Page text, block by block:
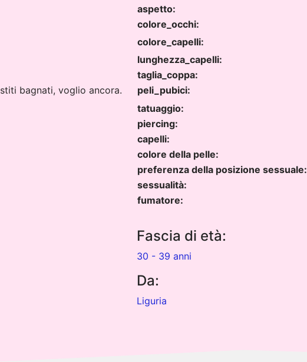
bagnati, voglio ancora.
aspetto:
colore_occhi:
colore_capelli:
lunghezza_capelli:
taglia_coppa:
peli_pubici:
tatuaggio:
piercing:
capelli:
colore della pelle:
preferenza della posizione sessuale:
sessualità:
fumatore:
Fascia di età:
30 - 39 anni
Da:
Liguria